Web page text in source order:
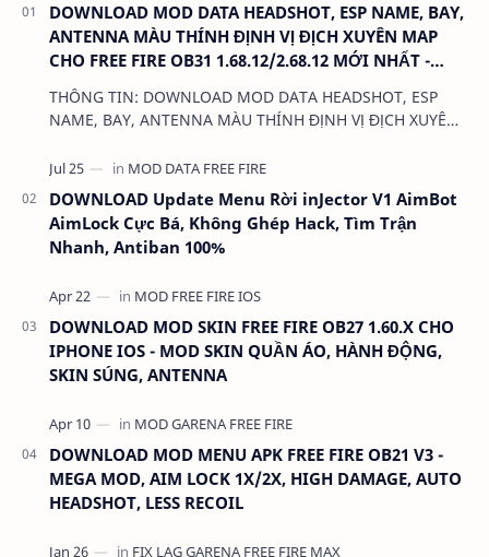
DOWNLOAD MOD DATA HEADSHOT, ESP NAME, BAY,
ANTENNA MÀU THÍNH ĐỊNH VỊ ĐỊCH XUYÊN MAP
CHO FREE FIRE OB31 1.68.12/2.68.12 MỚI NHẤT -
KHÔNG KHÓA NICK
THÔNG TIN: DOWNLOAD MOD DATA HEADSHOT, ESP
NAME, BAY, ANTENNA MÀU THÍNH ĐỊNH VỊ ĐỊCH XUYÊN
KHÔN…
DOWNLOAD Update Menu Rời inJector V1 AimBot
AimLock Cực Bá, Không Ghép Hack, Tìm Trận
Nhanh, Antiban 100%
DOWNLOAD MOD SKIN FREE FIRE OB27 1.60.X CHO
IPHONE IOS - MOD SKIN QUẦN ÁO, HÀNH ĐỘNG,
SKIN SÚNG, ANTENNA
DOWNLOAD MOD MENU APK FREE FIRE OB21 V3 -
MEGA MOD, AIM LOCK 1X/2X, HIGH DAMAGE, AUTO
HEADSHOT, LESS RECOIL